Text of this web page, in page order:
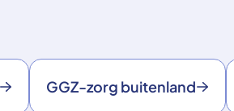
GGZ-zorg buitenland